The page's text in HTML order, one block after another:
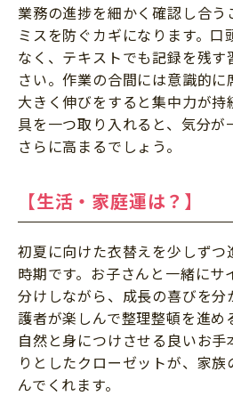
業務の進捗を細かく確認し合う
ミスを防ぐカギになります。口
なく、テキストでも記録を残
さい。作業の合間には意識的に
大きく伸びをすると集中力が持
具を一つ取り入れると、気分が
さらに高まるでしょう。
【生活・家庭運は？】
初夏に向けた衣替えを少しずつ
時期です。お子さんと一緒にサ
分けしながら、成長の喜びを分
護者が楽しんで整理整頓を進め
自然と身につけさせる良いお手
りとしたクローゼットが、家
んでくれます。